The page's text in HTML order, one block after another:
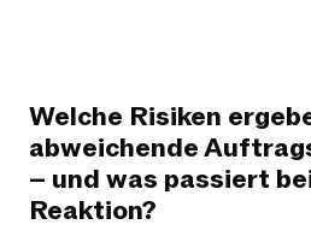
Welche Risiken
abweichende
– und was passiert
Reaktion?